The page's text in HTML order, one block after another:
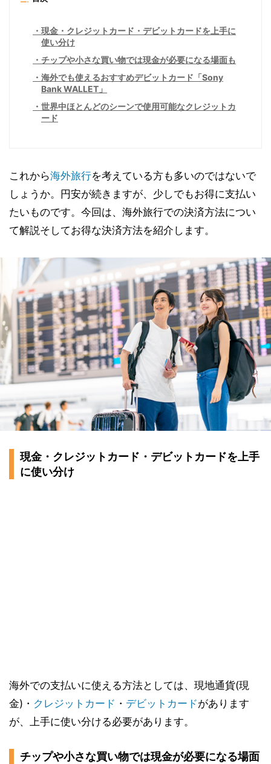
現金・クレジットカード・デビットカードを上手に
使い分け
チップや小さな買い物では現金が必要になる場面も
海外でも使えるおすすめデビットカード「Sony
Bank WALLET」
世界中ほとんどのシーンで使用可能なクレジットカ
ード
これから海外旅行を考えている方も多いのではないで
しょうか。円安が続きますが、少しでもお得に支払い
たいものです。今回は、海外旅行での決済方法につい
て解説そしてお得な決済方法を紹介します。
現金・クレジットカード・デビットカードを上手
に使い分け
海外での支払いに使える方法としては、現地通貨(現
金)・ クレジットカード ・ デビットカードがあります
が、上手に使い分ける必要があります。
チップや小さな買い物では現金が必要になる場面